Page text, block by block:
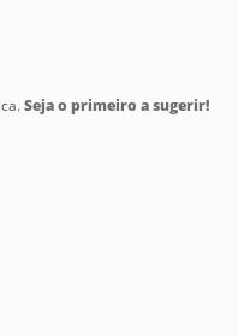
Seja o primeiro a sugerir!